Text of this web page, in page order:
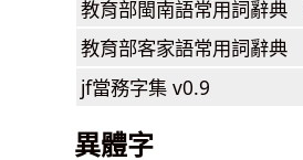
教育部閩南語常用詞辭典
教育部客家語常用詞辭典
jf當務字集 v0.9
異體字